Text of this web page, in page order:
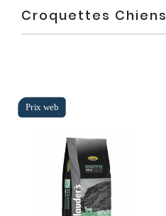
Croquettes Chiens